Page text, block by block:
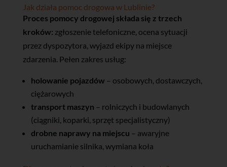
Jak działa pomoc drogowa w Lublinie?
Proces pomocy drogowej składa się z trzech
kroków: zgłoszenie telefoniczne, ocena sytuacji
przez dyspozytora, wyjazd ekipy na miejsce
zdarzenia. Pełen zakres usług:
holowanie pojazdów – osobowych, dostawczych,
ciężarowych
transport maszyn – rolniczych i budowlanych
(ciągniki, koparki, sprzęt specjalistyczny)
drobne naprawy na miejscu – awaryjne
uruchamianie silnika, wymiana koła